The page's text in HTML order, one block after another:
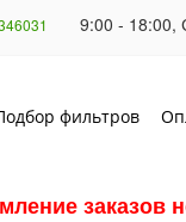
9:00 - 18:00,
фильтров
заказов